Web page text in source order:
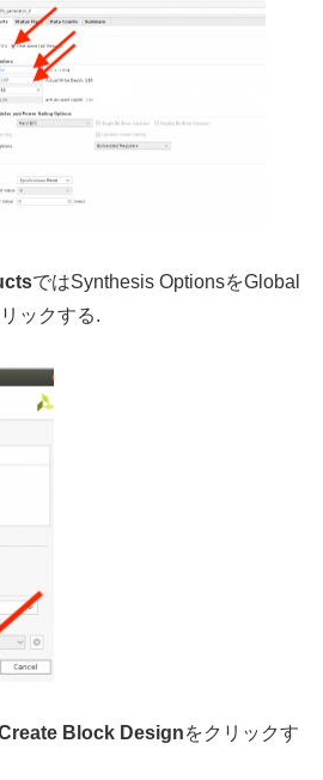
ではSynthesis OptionsをGlobal
ックする.
Block Designをクリックす